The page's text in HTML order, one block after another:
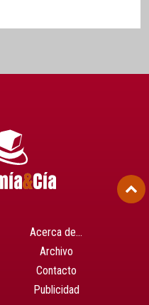
Acerca de…
Archivo
Contacto
Publicidad